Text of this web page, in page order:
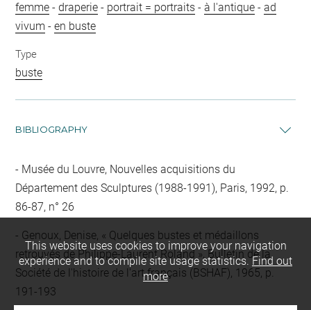
femme -draperie - portrait = portraits -à l'antique -ad
vivum -en buste
Type
buste
BIBLIOGRAPHY
Musée du Louvre, Nouvelles acquisitions du
Département des Sculptures (1988-1991), Paris, 1992, p.
86-87, n° 26
Genoux, Denise, « Quelques bustes et médaillons
retrouvés de Philippe-Laurent Roland », Bulletin de la
Société de l'histoire de l'art français (BSHAF), 1965, p.
191-193
This website uses cookies to improve your navigation
experience and to compile site usage statistics.Find out
more